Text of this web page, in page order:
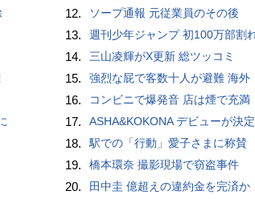
12. ソープ通報 元従業員のその後
13. 週刊少年ジャンプ 初100万部割
14. 三山凌輝がX更新 総ツッコミ
15. 強烈な屁で客数十人が避難 海外
16. コンビニで爆発音 店は煙で充満
17. ASHA&KOKONA デビューが決定
18. 駅での「行動」愛子さまに称賛
19. 橋本環奈 撮影現場で窃盗事件
20. 田中圭 億超えの違約金を完済か